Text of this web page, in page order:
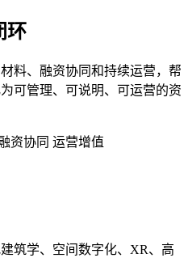
环
料、融资协同和持续运营，帮
可管理、可说明、可运营的资
资协同 运营增值
筑学、空间数字化、XR、高